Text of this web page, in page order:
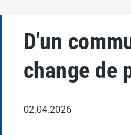
D'un
change de
02.04.2026